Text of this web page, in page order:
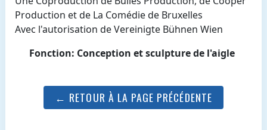
Production et de La Comédie de Bruxelles
Avec l'autorisation de Vereinigte Bühnen Wien
Fonction: Conception et sculpture de l'aigle
← RETOUR À LA PAGE PRÉCÉDENTE